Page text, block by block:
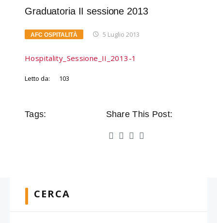
Graduatoria II sessione 2013
AFC OSPITALITÀ 5 Luglio 2013
Hospitality_Sessione_II_2013-1
Letto da: 103
Tags: Share This Post:
CERCA